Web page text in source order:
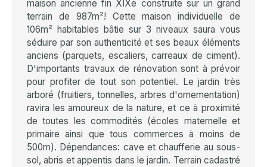
maison ancienne fin XIXe construite sur un grand
terrain de 987m²! Cette maison individuelle de
106m² habitables bâtie sur 3 niveaux saura vous
séduire par son authenticité et ses beaux éléments
anciens (parquets, escaliers, carreaux de ciment).
D'importants travaux de rénovation sont à prévoir
pour profiter de tout son potentiel. Le jardin très
arboré (fruitiers, tonnelles, arbres d'ornementation)
ravira les amoureux de la nature, et ce à proximité
de toutes les commodités (écoles maternelle et
primaire ainsi que tous commerces à moins de
500m). Dépendances: cave et chaufferie au sous-
sol, abris et appentis dans le jardin. Terrain cadastré